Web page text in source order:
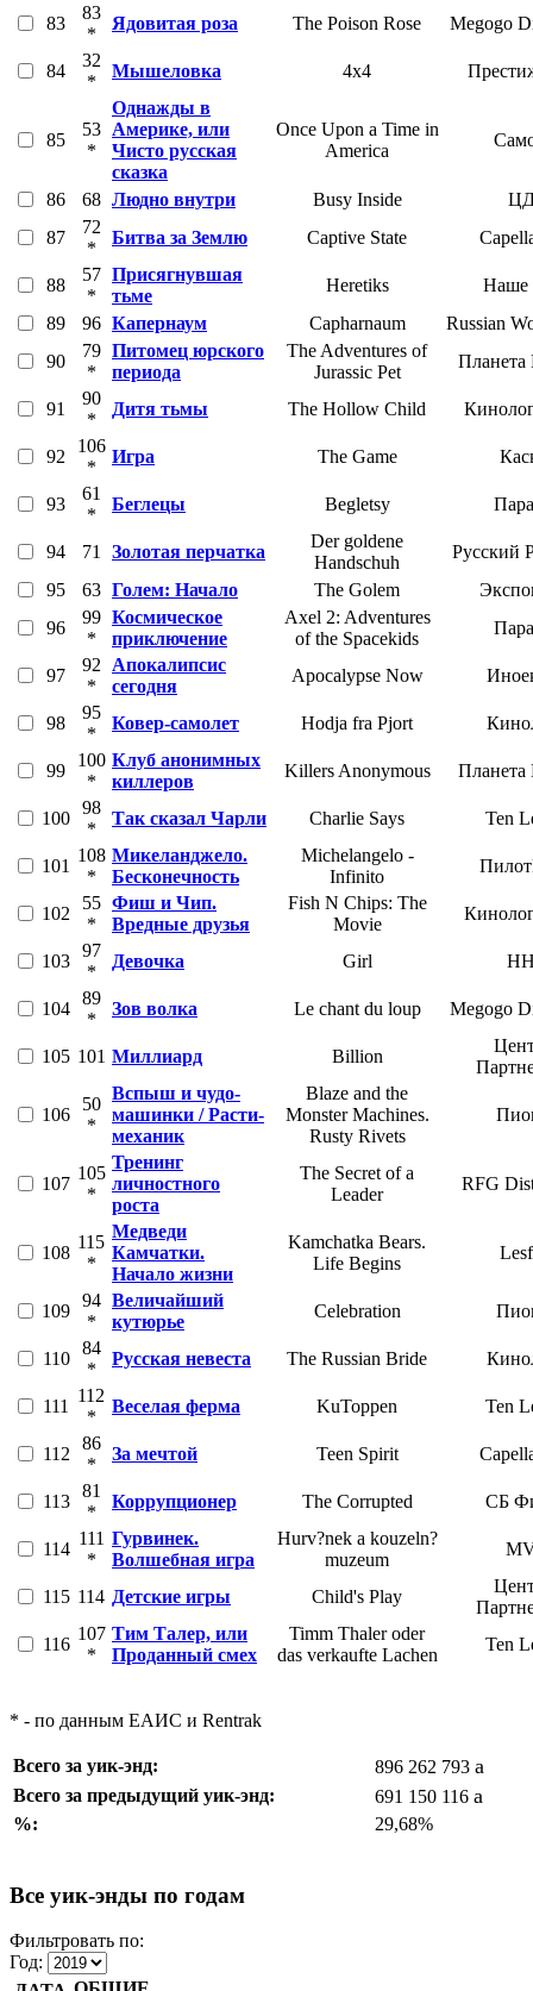
83
83
*
Ядовитая роза The Poison Rose Megogo
84
32
*
Мышеловка 4х4
85
53
*
Однажды в
Америке, или
Чисто русская
сказка
Once Upon a Time in
America
86 68 Людно внутри Busy Inside
87
72
*
Битва за Землю Captive State
88
57
*
Присягнувшая
тьме
Heretiks
Наше
89
96 Капернаум Capharnaum
Russian
90
79
*
Питомец юрского
периода
The Adventures of
Jurassic Pet
91
90
*
Дитя тьмы The Hollow Child
92
106
*
Игра The Game
93
61
*
Беглецы Begletsy
94 71 Золотая перчатка
Der goldene
Handschuh
Русский
95
63 Голем: Начало The Golem
96
99
*
Космическое
приключение
Axel 2: Adventures
of the Spacekids
97
92
*
Апокалипсис
сегодня
Apocalypse Now
98
95
*
Ковер-самолет Hodja fra Pjort
99
100
*
Клуб анонимных
киллеров
Killers Anonymous
100
98
*
Так сказал Чарли Charlie Says Ten
101
108
*
Микеланджело.
Бесконечность
Michelangelo -
Infinito
102
55
*
Фиш и Чип.
Вредные друзья
Fish N Chips: The
Movie
103
97
*
Девочка Girl
104
89
*
Зов волка Le chant du loup Megogo
105 101 Миллиард Billion
106
50
*
Вспыш и чудо-
машинки / Расти-
механик
Blaze and the
Monster Machines.
Rusty Rivets
107
105
*
Тренинг
личностного
роста
The Secret of a
Leader
RFG
108
115
*
Медведи
Камчатки.
Начало жизни
Kamchatka Bears.
Life Begins
109
94
*
Величайший
кутюрье
Celebration
110
84
*
Русская невеста The Russian Bride
111
112
*
Веселая ферма KuToppen Ten
112
86
*
За мечтой Teen Spirit
113
81
*
Коррупционер The Corrupted СБ
114
111
*
Гурвинек.
Волшебная игра
Hurv?nek a kouzeln?
muzeum
115 114 Детские игры Child's Play
116
107
*
Тим Талер, или
Проданный смех
Timm Thaler oder
das verkaufte Lachen
Ten
* - по данным ЕАИС и Rentrak
Всего за уик-энд: 896 262 793 a
Всего за предыдущий уик-энд: 691 150 116 a
%: 29,68%
Все уик-энды по годам
Фильтровать по:
Год: